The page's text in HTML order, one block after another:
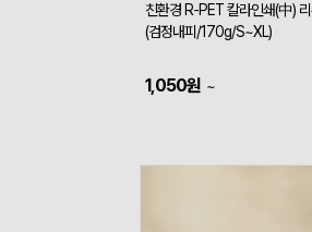
친환경 R-PET 칼라인쇄(中)
(검정내피/170g/S~XL)
1,050원 ~